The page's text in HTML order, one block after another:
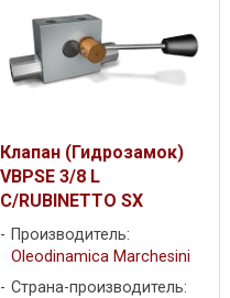
Клапан (Гидрозамок)
VBPSE 3/8 L
C/RUBINETTO SX
Производитель:
Oleodinamica Marchesini
Страна-производитель: